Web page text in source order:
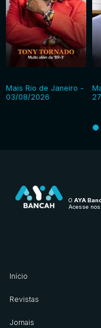
Mais Rio de Janeiro -
03/08/2026
O AYA
Acesse
Início
Revistas
Jornais